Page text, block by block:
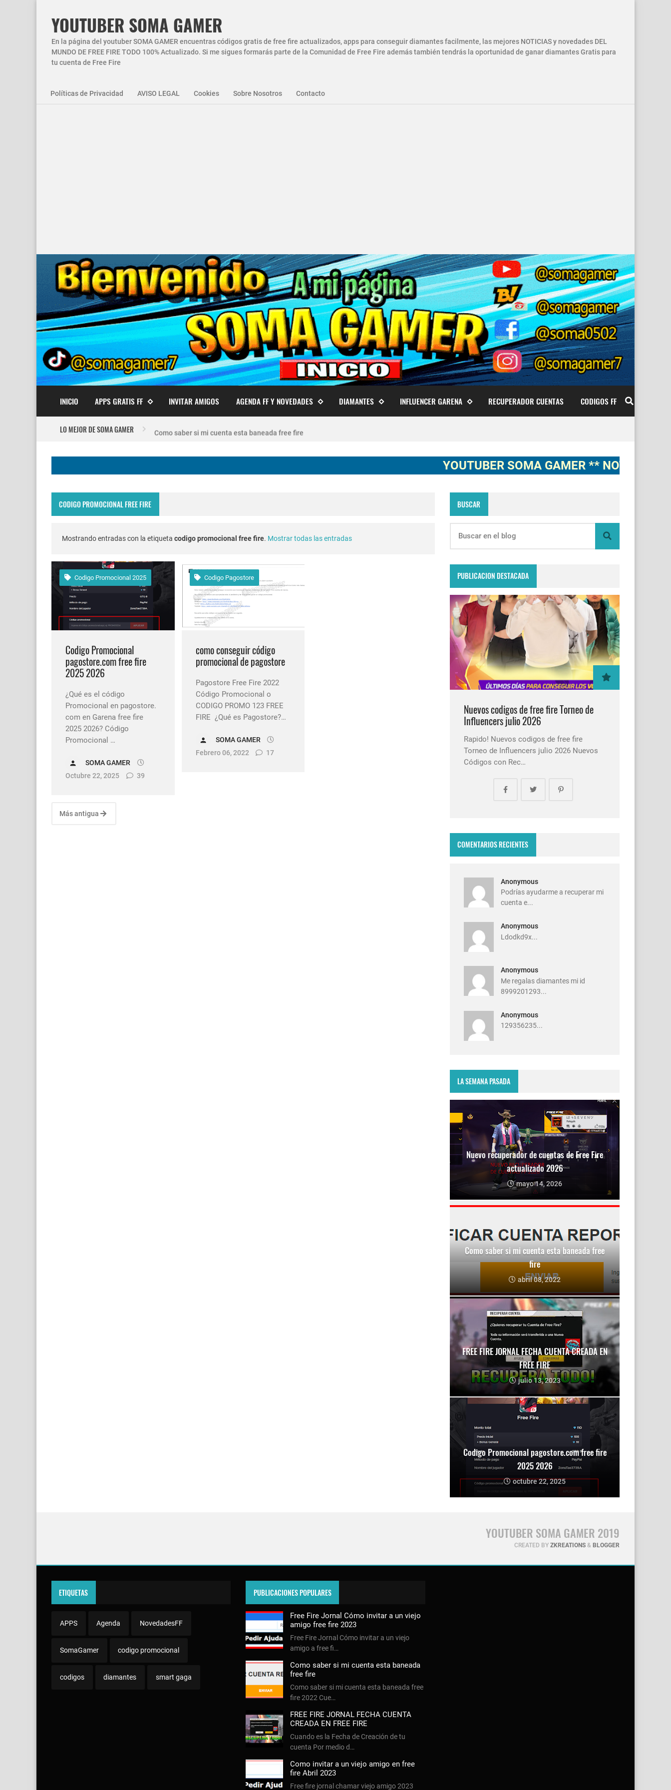
YOUTUBER SOMA GAMER
En la página del youtuber SOMA GAMER encuentras códigos gratis de free fire actualizados, apps para conseguir diamantes facilmente, las mejores NOTICIAS y novedades DEL
MUNDO DE FREE FIRE TODO 100% Actualizado. Si me sigues formarás parte de la Comunidad de Free Fire además también tendrás la oportunidad de ganar diamantes Gratis para
tu cuenta de Free Fire
Políticas de Privacidad AVISO LEGAL Cookies Sobre Nosotros Contacto
INICIO APPS GRATIS FF INVITAR AMIGOS AGENDA FF Y NOVEDADES DIAMANTES INFLUENCER GARENA RECUPERADOR CUENTAS CODIGOS FF
LO MEJOR DE SOMA GAMER
Nuevo recuperador de cuentas de Free Fire actualizado 2026
Como saber si mi cuenta esta baneada free fire
cuando fue mi ultima conexion en free fire 2025
Cómo quitar la mascota en free fire 2026
Cómo poner Espacio en blanco invisible en free fire 2025 solo copiar y pegar
YOUTUBER SOMA GAMER ** NOTICIAS,
CODIGO PROMOCIONAL FREE FIRE
Mostrando entradas con la etiqueta codigo promocional free fire. Mostrar todas las entradas
Codigo Promocional 2025
Codigo Promocional
pagostore.com free fire
2025 2026
¿Qué es el código
Promocional en pagostore.
com en Garena free fire
2025 2026? Código
Promocional …
SOMA GAMER
Octubre 22, 2025
39
Codigo Pagostore
como conseguir código
promocional de pagostore
Pagostore Free Fire 2022
Código Promocional o
CODIGO PROMO 123 FREE
FIRE ¿Qué es Pagostore?…
SOMA GAMER
Febrero 06, 2022
17
Más antigua
BUSCAR
PUBLICACION DESTACADA
Nuevos codigos de free fire Torneo de
Influencers julio 2026
Rapido! Nuevos codigos de free fire
Torneo de Influencers julio 2026 Nuevos
Códigos con Rec…
COMENTARIOS RECIENTES
Anonymous
Podrías ayudarme a recuperar mi
cuenta e...
Anonymous
Ldodkd9x...
Anonymous
Me regalas diamantes mi id
8999201293...
Anonymous
129356235...
LA SEMANA PASADA
Nuevo recuperador de cuentas de Free Fire
actualizado 2026
mayo 14, 2026
Como saber si mi cuenta esta baneada free
fire
abril 08, 2022
FREE FIRE JORNAL FECHA CUENTA CREADA EN
FREE FIRE
julio 13, 2023
Codigo Promocional pagostore.com free fire
2025 2026
octubre 22, 2025
YOUTUBER SOMA GAMER 2019
CREATED BY ZKREATIONS & BLOGGER
ETIQUETAS
APPS Agenda NovedadesFF
SomaGamer codigo promocional
codigos diamantes smart gaga
PUBLICACIONES POPULARES
Free Fire Jornal Cómo invitar a un viejo
amigo free fire 2023
Free Fire Jornal Cómo invitar a un viejo
amigo a free fi…
Como saber si mi cuenta esta baneada
free fire
Como saber si mi cuenta esta baneada free
fire 2022 Cue…
FREE FIRE JORNAL FECHA CUENTA
CREADA EN FREE FIRE
Cuando es la Fecha de Creación de tu
cuenta Por medio d…
Como invitar a un viejo amigo en free
fire Abril 2023
Free fire jornal chamar viejo amigo 2023